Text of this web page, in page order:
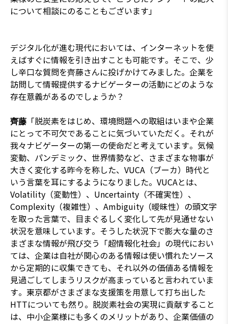
について相談にのることもございます」
デジタル化が進む現代においては、インターネットを使
えばすぐに情報を引き出すことも可能です。そこで、少
し辛口な質問を齊藤さんに投げかけてみました。企業を
訪問して情報提供するナビゲーターの活動にどのような
存在意義があるのでしょうか？
齊藤 「脱炭素をはじめ、環境問題への取組はいまや企業
にとって不可欠であることに気づいていただく。それが
我々ナビゲーターの第一の使命だと考えています。気候
変動、パンデミック、世界情勢など、さまざまな物事が
大きく変化する昨今を称した、VUCA（ブーカ）時代と
いう言葉を耳にするようになりました。VUCAとは、
Volatility（変動性）、Uncertainty（不確実性）、
Complexity（複雑性）、Ambiguity（曖昧性）の頭文字
を取った言葉で、目まぐるしく変化して先が見通せない
状況を意味しています。そうした状況下で膨大な量のさ
まざまな情報が飛び交う「超情報化社会」の現代におい
ては、企業は自社が関心のある情報は使い慣れたソース
から定期的に収集できても、それ以外の価値ある情報を
見過ごしてしまうリスクが高まっていると言われていま
す。東京都がさまざまな支援策を用意して打ち出した
HTTについても然り。脱炭素社会の実現に貢献すること
は、中小企業様にも多くのメリットがあり、企業価値の